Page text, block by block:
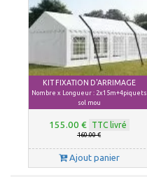
KIT FIXATION D'ARRIMAGE
Nombre x Longueur : 2x15m+4piquets
sol mou
155.00 € TTC livré
160.00 €
Ajout panier